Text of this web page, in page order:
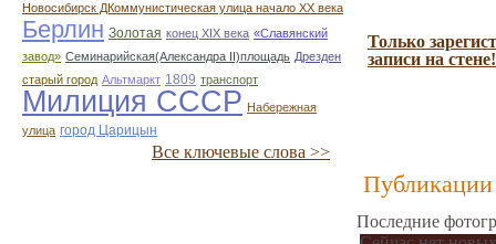
Новосибирск ДКоммунистическая улица начало ХХ века
Берлин Золотая конец ХІХ века «Славянский
завод» Семинарийская(Александра II)площадь Дрезден
старый город Альтмаркт 1809 транспорт
Милиция СССР Набережная
улица город Царицын
Все ключевые слова >>
Только
записи на стене!
Публикации
Последние